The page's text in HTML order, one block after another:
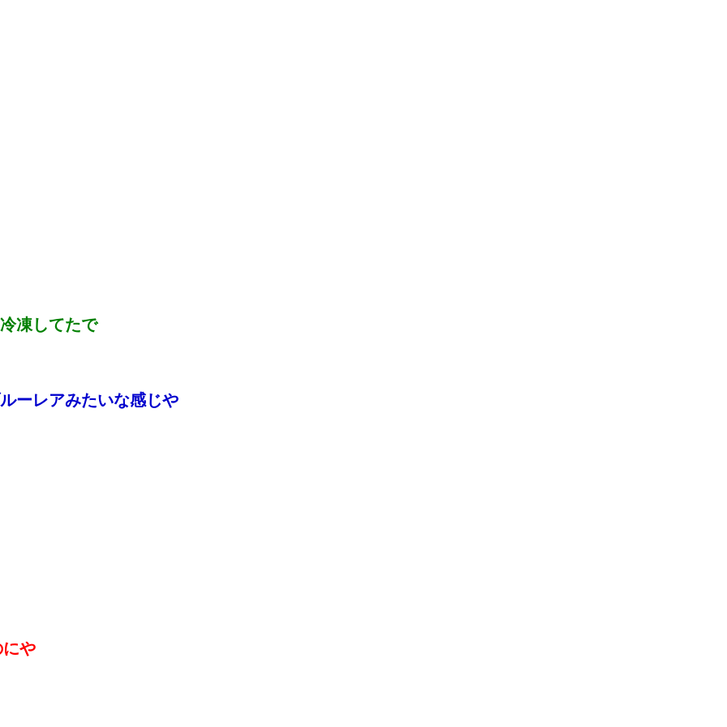
凍してたで
ーレアみたいな感じや
や